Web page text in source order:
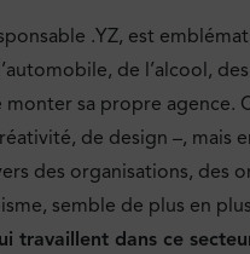
.YZ, est
de l’alcool,
sa propre agence.
de design –, mais
des organisations, des
semble de plus en
travaillent dans ce